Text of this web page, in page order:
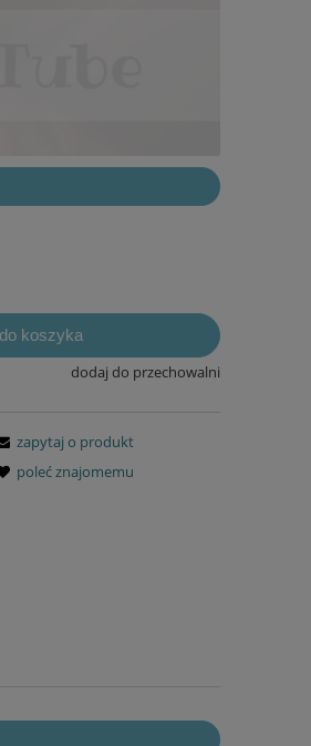
do koszyka
dodaj do przechowalni
zapytaj o produkt
poleć znajomemu